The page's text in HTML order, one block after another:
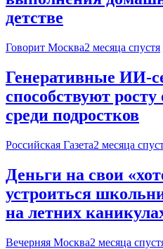
детстве
Говорит Москва2 месяца спустя
Генеративные ИИ-
способствуют
среди подростков
Российская Газета2 месяца
Деньги на свои
устроиться
на летних
Вечерняя Москва2 месяца